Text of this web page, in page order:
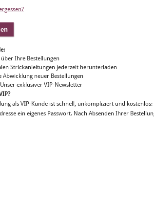
Ihre Bestellungen
Strickanleitungen jederzeit herunterladen
Abwicklung neuer Bestellungen
exklusiver VIP-Newsletter
als VIP-Kunde ist schnell, unkompliziert und
ein eigenes Passwort. Nach Absenden Ihrer